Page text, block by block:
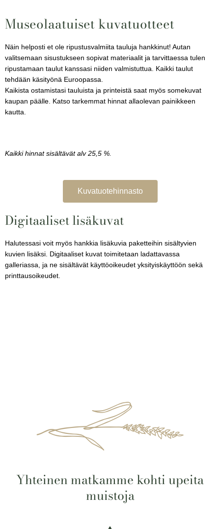
Museolaatuiset kuvatuotteet
Näin helposti et ole ripustusvalmiita tauluja hankkinut! Autan
valitsemaan sisustukseen sopivat materiaalit ja tarvittaessa tulen
ripustamaan taulut kanssasi niiden valmistuttua. Kaikki taulut
tehdään käsityönä Euroopassa.
Kaikista ostamistasi tauluista ja printeistä saat myös somekuvat
kaupan päälle. Katso tarkemmat hinnat allaolevan painikkeen
kautta.
Kaikki hinnat sisältävät alv 25,5 %.
Kuvatuotehinnasto
Digitaaliset lisäkuvat
Halutessasi voit myös hankkia lisäkuvia paketteihin sisältyvien
kuvien lisäksi. Digitaaliset kuvat toimitetaan ladattavassa
galleriassa, ja ne sisältävät käyttöoikeudet yksityiskäyttöön sekä
printtausoikeudet.
Yhteinen matkamme kohti upeita
muistoja